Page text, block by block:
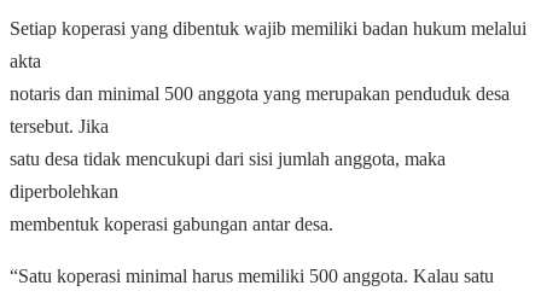
Setiap koperasi yang dibentuk wajib memiliki badan hukum melalui
akta
notaris dan minimal 500 anggota yang merupakan penduduk desa
tersebut. Jika
satu desa tidak mencukupi dari sisi jumlah anggota, maka
diperbolehkan
membentuk koperasi gabungan antar desa.
“Satu koperasi minimal harus memiliki 500 anggota. Kalau satu